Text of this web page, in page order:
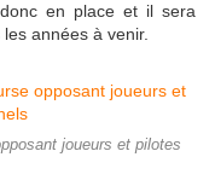
en place et il sera
années à venir.
joueurs et pilotes